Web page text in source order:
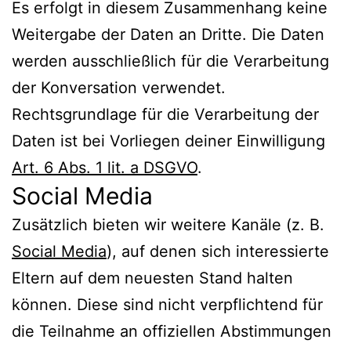
Es erfolgt in diesem Zusammenhang keine
Weitergabe der Daten an Dritte. Die Daten
werden ausschließlich für die Verarbeitung
der Konversation verwendet.
Rechtsgrundlage für die Verarbeitung der
Daten ist bei Vorliegen deiner Einwilligung
Art. 6 Abs. 1 lit. a DSGVO.
Social Media
Zusätzlich bieten wir weitere Kanäle (z. B.
Social Media), auf denen sich interessierte
Eltern auf dem neuesten Stand halten
können. Diese sind nicht verpflichtend für
die Teilnahme an offiziellen Abstimmungen